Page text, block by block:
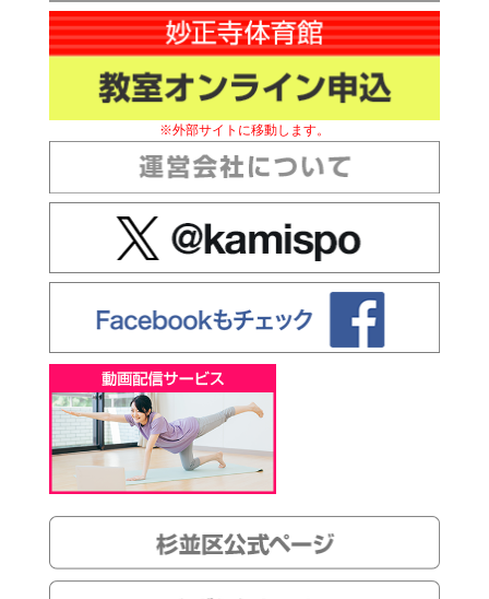
※外部サイトに移動します。